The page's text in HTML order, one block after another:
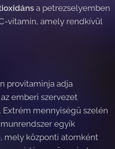
a petrezselyemben
vitamin, amely rendkívül
provitaminja adja
emberi szervezet
mennyiségű szelén
egyik
mely központi atomként